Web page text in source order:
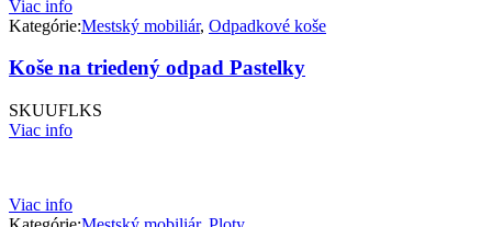
Viac info
Kategórie:Mestský mobiliár, Odpadkové koše
Koše na triedený odpad Pastelky
SKUUFLKS
Viac info
Viac info